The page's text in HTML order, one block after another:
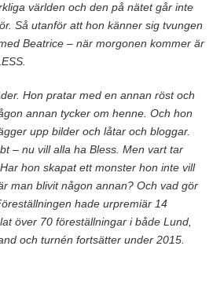
världen och den på nätet går inte
Så utanför att hon känner sig tvungen
Beatrice – när morgonen kommer är
Hon pratar med en annan röst och
annan tycker om henne. Och hon
upp bilder och låtar och bloggar.
– nu vill alla ha Bless. Men vart tar
hon skapat ett monster hon inte vill
man blivit någon annan? Och vad gör
hade urpremiär 14
över 70 föreställningar i både Lund,
och turnén fortsätter under 2015.